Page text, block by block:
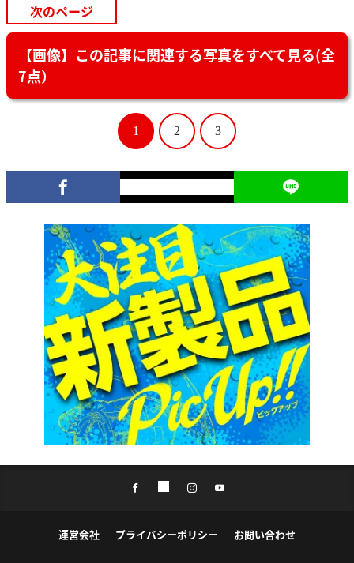
次のページ
【画像】この記事に関連する写真をすべて見る(全
7点）
1 2 3
運営会社 プライバシーポリシー お問い合わせ